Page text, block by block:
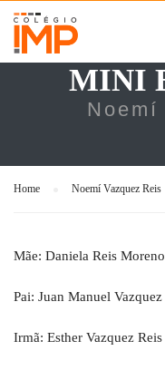
MINI
Noemí
Home Noemí Vazquez Reis
Mãe: Daniela Reis Moreno
Pai: Juan Manuel Vazquez
Irmã: Esther Vazquez